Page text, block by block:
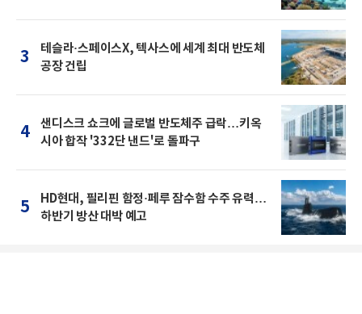
3
테슬라·스페이스X, 텍사스에 세계 최대 반도체
공장 건립
4
샌디스크 쇼크에 글로벌 반도체주 급락…키옥
시아 합작 '332단 낸드'로 돌파구
5
HD현대, 필리핀 함정·페루 잠수함 수주 유력…
하반기 방산 대박 예고